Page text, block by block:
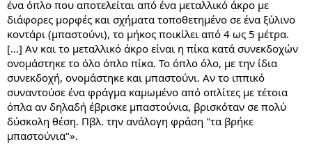
ένα όπλο που αποτελείται από ένα μεταλλικό άκρο με
διάφορες μορφές και σχήματα τοποθετημένο σε ένα ξύλινο
κοντάρι (μπαστούνι), το μήκος ποικίλει από 4 ως 5 μέτρα.
[…] Αν και το μεταλλικό άκρο είναι η πίκα κατά συνεκδοχών
ονομάστηκε το όλο όπλο πίκα. Το όπλο όλο, με την ίδια
συνεκδοχή, ονομάστηκε και μπαστούνι. Αν το ιππικό
συναντούσε ένα φράγμα καμωμένο από οπλίτες με τέτοια
όπλα αν δηλαδή έβρισκε μπαστούνια, βρισκόταν σε πολύ
δύσκολη θέση. Πβλ. την ανάλογη φράση "τα βρήκε
μπαστούνια"».